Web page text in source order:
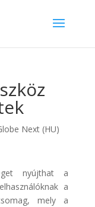
Next (HU)
nyújthat a
a
mely a